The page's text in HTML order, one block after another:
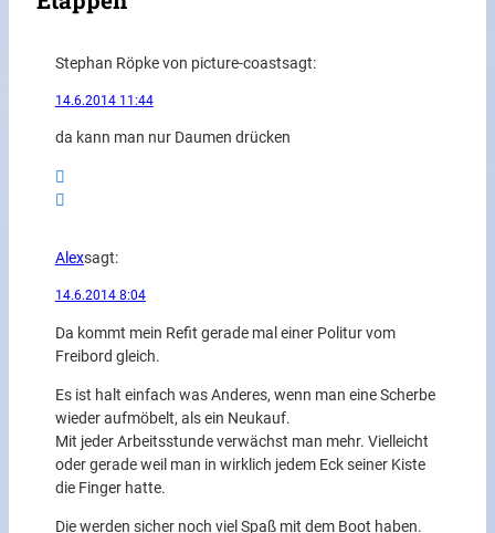
Stephan Röpke von picture-coastsagt:
14.6.2014 11:44
da kann man nur Daumen drücken
Alexsagt:
14.6.2014 8:04
Da kommt mein Refit gerade mal einer Politur vom
Freibord gleich.
Es ist halt einfach was Anderes, wenn man eine Scherbe
wieder aufmöbelt, als ein Neukauf.
Mit jeder Arbeitsstunde verwächst man mehr. Vielleicht
oder gerade weil man in wirklich jedem Eck seiner Kiste
die Finger hatte.
Die werden sicher noch viel Spaß mit dem Boot haben.